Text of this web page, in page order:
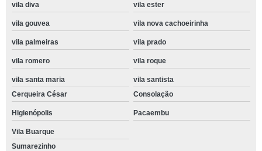
vila diva vila ester
vila gouvea vila nova cachoeirinha
vila palmeiras vila prado
vila romero vila roque
vila santa maria
vila santista
Cerqueira César
Consolação
Higienópolis Pacaembu
Vila Buarque
Sumarezinho